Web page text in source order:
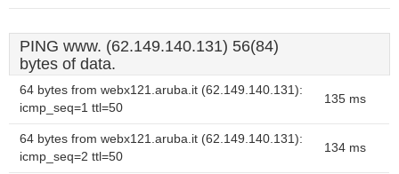
PING www. (62.149.140.131) 56(84)
bytes of data.
64 bytes from webx121.aruba.it (62.149.140.131):
icmp_seq=1 ttl=50
135 ms
64 bytes from webx121.aruba.it (62.149.140.131):
icmp_seq=2 ttl=50
134 ms